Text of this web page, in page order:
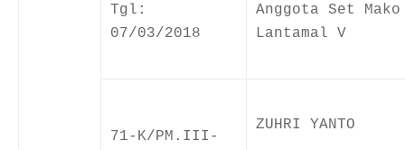
Tgl:
07/03/2018
Anggota Set Mako
Lantamal V
71-K/PM.III-
ZUHRI YANTO